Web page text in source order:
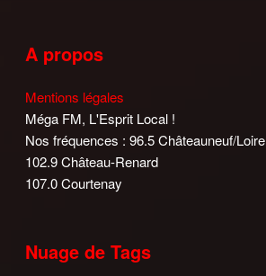
A propos
Mentions légales
Méga FM, L'Esprit Local !
Nos fréquences : 96.5 Châteauneuf/Loire
102.9 Château-Renard
107.0 Courtenay
Nuage de Tags